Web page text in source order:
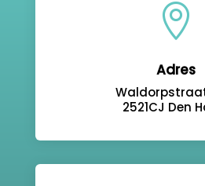

Adres
2521CJ Den